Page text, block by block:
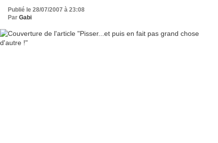
Publié le 28/07/2007 à 23:08
Par Gabi